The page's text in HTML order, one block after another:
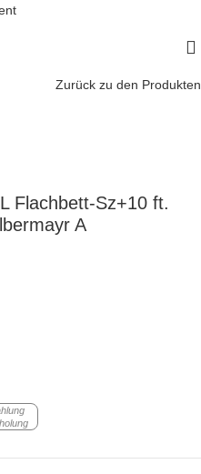
Zurück zu den Produkten
Flachbett-Sz+10 ft.
A